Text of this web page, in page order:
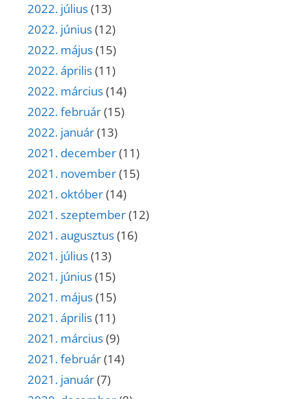
2022. július(13)
2022. június(12)
2022. május(15)
2022. április(11)
2022. március(14)
2022. február(15)
2022. január(13)
2021. december(11)
2021. november(15)
2021. október(14)
2021. szeptember(12)
2021. augusztus(16)
2021. július(13)
2021. június(15)
2021. május(15)
2021. április(11)
2021. március(9)
2021. február(14)
2021. január(7)